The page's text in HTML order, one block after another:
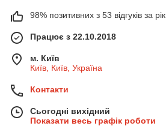
98% позитивних з 53 відгуків за рік
Працює з 22.10.2018
м. Київ
Київ, Київ, Україна
Контакти
Сьогодні вихідний
Показати весь графік роботи